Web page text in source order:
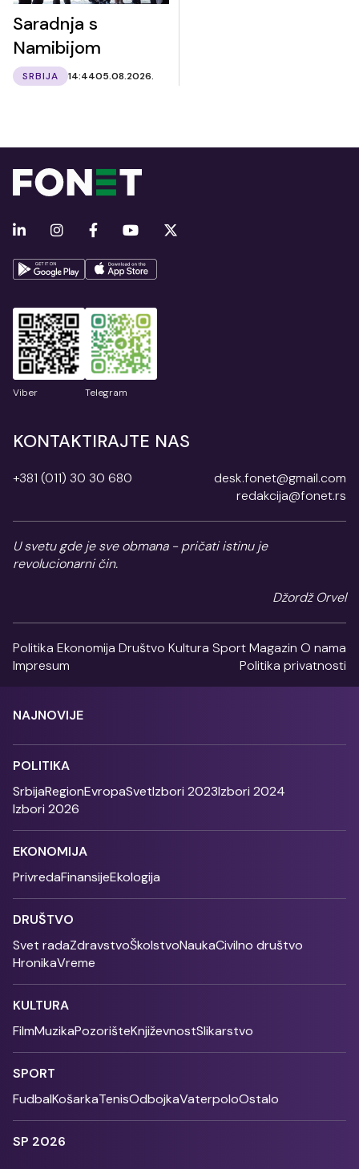
Saradnja s
Namibijom
SRBIJA 14:4405.08.2026.
Viber Telegram
KONTAKTIRAJTE NAS
+381 (011) 30 30 680
desk.fonet@gmail.com
redakcija@fonet.rs
U svetu gde je sve obmana - pričati istinu je
revolucionarni čin.
Džordž Orvel
Politika Ekonomija Društvo Kultura SportMagazin O nama
Impresum
Politika privatnosti
NAJNOVIJE
POLITIKA
SrbijaRegionEvropaSvetIzbori 2023Izbori 2024
Izbori 2026
EKONOMIJA
PrivredaFinansijeEkologija
DRUŠTVO
Svet radaZdravstvoŠkolstvoNaukaCivilno društvo
HronikaVreme
KULTURA
FilmMuzikaPozorišteKnjiževnostSlikarstvo
SPORT
FudbalKošarkaTenisOdbojkaVaterpoloOstalo
SP 2026